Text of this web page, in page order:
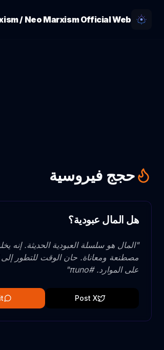
/ Neo Marxism Official Web
حجج فيروسية
هل المال عبودية؟
"المال هو سلسلة العبودية الحديثة. إنه
مصطنعة ومعاناة. حان الوقت للتطور إلى
على الموارد. #πuno
"
Post X